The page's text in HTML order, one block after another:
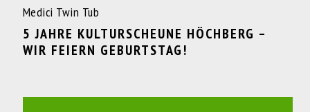
Medici Twin Tub
5 JAHRE KULTURSCHEUNE HÖCHBERG –
WIR FEIERN GEBURTSTAG!